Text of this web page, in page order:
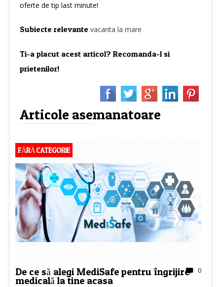
oferte de tip last minute!
Subiecte relevante vacanta la mare
Ti-a placut acest articol? Recomanda-l si
prietenilor!
Articole asemanatoare
FĂRĂ CATEGORIE
0
De ce să alegi MediSafe pentru îngrijire
medicală la tine acasa